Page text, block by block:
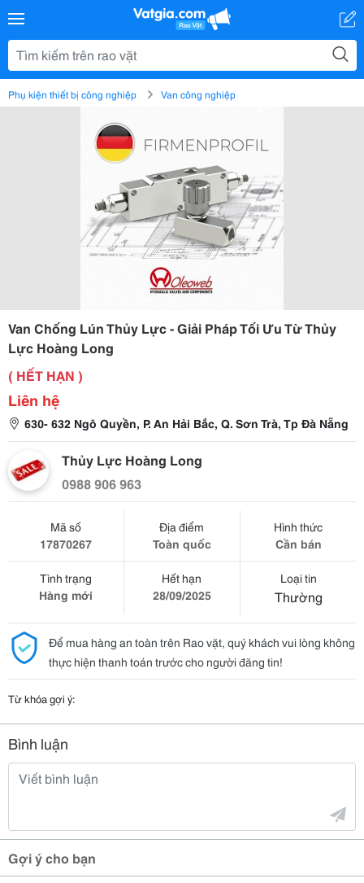
Phụ kiện thiết bị công nghiệp Van công nghiệp
Van Chống Lún Thủy Lực - Giải Pháp Tối Ưu Từ Thủy
Lực Hoàng Long
( HẾT HẠN )
Liên hệ
630- 632 Ngô Quyền, P. An Hải Bắc, Q. Sơn Trà, Tp Đà Nẵng
Thủy Lực Hoàng Long
0988 906 963
Mã số
17870267
Địa điểm
Toàn quốc
Hình thức
Cần bán
Tình trạng
Hàng mới
Hết hạn
28/09/2025
Loại tin
Thường
Để mua hàng an toàn trên Rao vặt, quý khách vui lòng không
thực hiện thanh toán trước cho người đăng tin!
Từ khóa gợi ý:
Bình luận
Gợi ý cho bạn